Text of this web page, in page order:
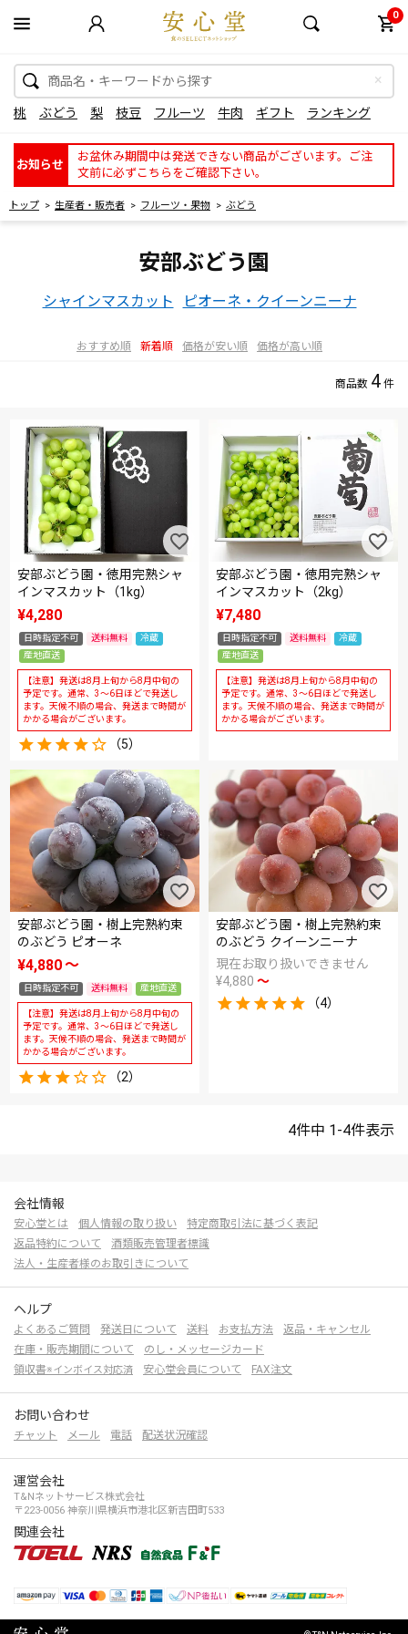
0
桃 ぶどう 梨 枝豆 フルーツ 牛肉 ギフト ランキング
お知らせ
お盆休み期間中は発送できない商品がございます。ご注
文前に必ずこちらをご確認下さい。
トップ 生産者・販売者 フルーツ・果物 ぶどう
安部ぶどう園
シャインマスカット ピオーネ・クイーンニーナ
おすすめ順 新着順 価格が安い順 価格が高い順
4
安部ぶどう園・徳用完熟シャ
インマスカット（1kg）
¥4,280
日時指定不可 送料無料
冷蔵
産地直送
【注意】発送は8月上旬から8月中旬の
予定です。通常、3～6日ほどで発送し
ます。天候不順の場合、発送まで時間が
かかる場合がございます。
（5）
安部ぶどう園・徳用完熟シャ
インマスカット（2kg）
¥7,480
日時指定不可 送料無料
冷蔵
産地直送
【注意】発送は8月上旬から8月中旬の
予定です。通常、3～6日ほどで発送し
ます。天候不順の場合、発送まで時間が
かかる場合がございます。
安部ぶどう園・樹上完熟約束
のぶどう ピオーネ
¥4,880〜
日時指定不可 送料無料 産地直送
【注意】発送は8月上旬から8月中旬の
予定です。通常、3～6日ほどで発送し
ます。天候不順の場合、発送まで時間が
かかる場合がございます。
（2）
安部ぶどう園・樹上完熟約束
のぶどう クイーンニーナ
現在お取り扱いできません
¥4,880 〜
（4）
4件中 1-4件表示
会社情報
安心堂とは 個人情報の取り扱い
特定商取引法に基づく表記
返品特約について
酒類販売管理者標識
法人・生産者様のお取引きについて
ヘルプ
よくあるご質問 発送日について 送料 お支払方法
返品・キャンセル
在庫・販売期間について
のし・メッセージカード
領収書※インボイス対応済 安心堂会員について FAX注文
お問い合わせ
チャット メール 電話 配送状況確認
運営会社
T&Nネットサービス株式会社
〒223-0056 神奈川県横浜市港北区新吉田町533
関連会社